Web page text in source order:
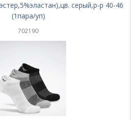
серый,р-р 40-46
(1пара/уп)
702190